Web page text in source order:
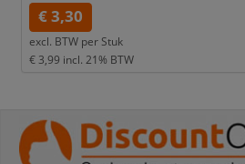
€ 3,30
excl. BTW per Stuk
€ 3,99 incl. 21% BTW